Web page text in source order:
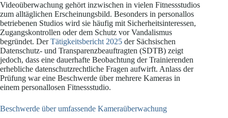
Videoüberwachung gehört inzwischen in vielen Fitnessstudios
zum alltäglichen Erscheinungsbild. Besonders in personallos
betriebenen Studios wird sie häufig mit Sicherheitsinteressen,
Zugangskontrollen oder dem Schutz vor Vandalismus
begründet. DerTätigkeitsbericht 2025 der Sächsischen
Datenschutz- und Transparenzbeauftragten (SDTB) zeigt
jedoch, dass eine dauerhafte Beobachtung der Trainierenden
erhebliche datenschutzrechtliche Fragen aufwirft. Anlass der
Prüfung war eine Beschwerde über mehrere Kameras in
einem personallosen Fitnessstudio.
Beschwerde über umfassende Kameraüberwachung